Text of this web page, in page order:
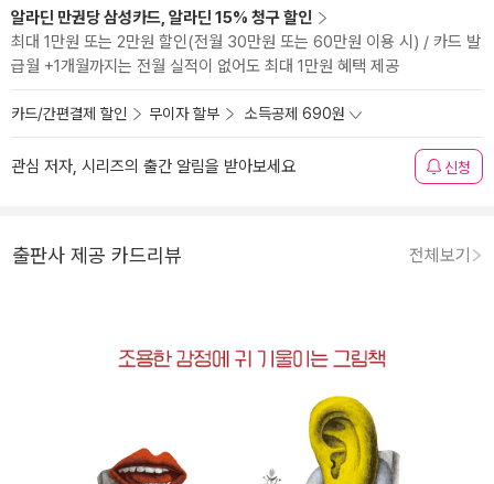
알라딘 만권당 삼성카드, 알라딘 15% 청구 할인
최대 1만원 또는 2만원 할인(전월 30만원 또는 60만원 이용 시) / 카드 발
급월 +1개월까지는 전월 실적이 없어도 최대 1만원 혜택 제공
카드/간편결제 할인 무이자 할부 소득공제 690원
관심 저자, 시리즈의 출간 알림을 받아보세요 신청
출판사 제공 카드리뷰 전체보기